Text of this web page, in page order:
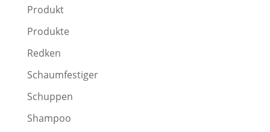
Produkt
Produkte
Redken
Schaumfestiger
Schuppen
Shampoo